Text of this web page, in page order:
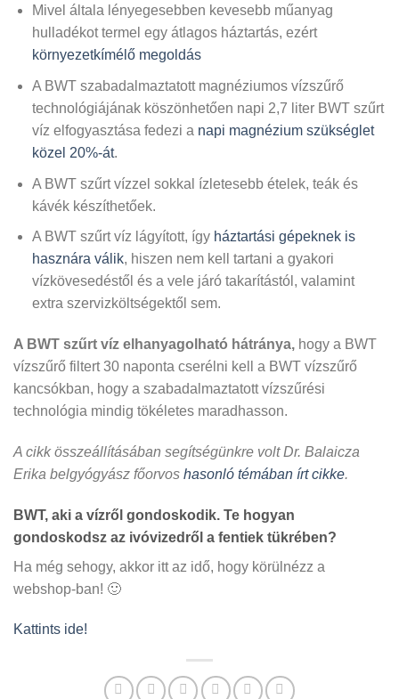
Mivel általa lényegesebben kevesebb műanyag
hulladékot termel egy átlagos háztartás, ezért
környezetkímélő megoldás
A BWT szabadalmaztatott magnéziumos vízszűrő
technológiájának köszönhetően napi 2,7 liter BWT szűrt
víz elfogyasztása fedezi a napi magnézium szükséglet
közel 20%-át.
A BWT szűrt vízzel sokkal ízletesebb ételek, teák és
kávék készíthetőek.
A BWT szűrt víz lágyított, így háztartási gépeknek is
hasznára válik, hiszen nem kell tartani a gyakori
vízkövesedéstől és a vele járó takarítástól, valamint
extra szervizköltségektől sem.
A BWT szűrt víz elhanyagolható hátránya, hogy a BWT
vízszűrő filtert 30 naponta cserélni kell a BWT vízszűrő
kancsókban, hogy a szabadalmaztatott vízszűrési
technológia mindig tökéletes maradhasson.
A cikk összeállításában segítségünkre volt Dr. Balaicza
Erika belgyógyász főorvos hasonló témában írt cikke.
BWT, aki a vízről gondoskodik. Te hogyan
gondoskodsz az ivóvizedről a fentiek tükrében?
Ha még sehogy, akkor itt az idő, hogy körülnézz a
webshop-ban! 🙂
Kattints ide!